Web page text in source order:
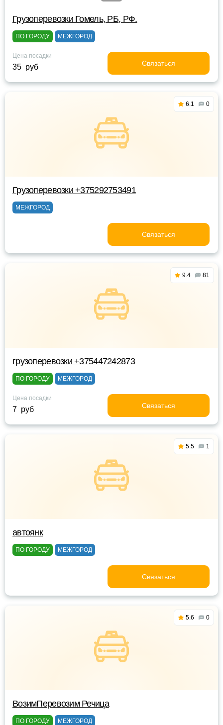
Грузоперевозки Гомель, РБ, РФ.
ПО ГОРОДУ МЕЖГОРОД
Цена посадки
35 руб Связаться
6.1 0
Грузоперевозки +375292753491
МЕЖГОРОД
Связаться
9.4 81
грузоперевозки +375447242873
ПО ГОРОДУ МЕЖГОРОД
Цена посадки
7 руб Связаться
5.5 1
автоянк
ПО ГОРОДУ МЕЖГОРОД
Связаться
5.6 0
ВозимПеревозим Речица
ПО ГОРОДУ МЕЖГОРОД